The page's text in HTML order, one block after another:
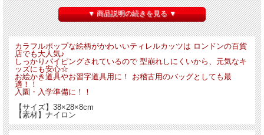
▼ 商品説明の続きを見る ▼
カラフルポップな絵柄がかわいいティレルカッツは ロンドンの百貨
店でも大人気♪
しっかりパイピングされているので 型崩れしにくいから、元気なキ
ッズにも安心☆
お絵かき道具やお習字道具用に！ お稽古用のバッグとしても最
適！！
入園・入学準備に！！
【サイズ】38×28×8cm
【素材】ナイロン